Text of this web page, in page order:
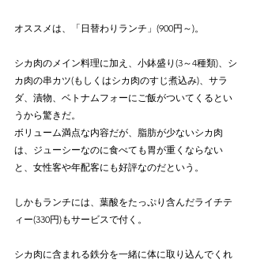
オススメは、「日替わりランチ」(900円～)。
シカ肉のメイン料理に加え、小鉢盛り(3～4種類)、シ
カ肉の串カツ(もしくはシカ肉のすじ煮込み)、サラ
ダ、漬物、ベトナムフォーにご飯がついてくるとい
うから驚きだ。
ボリューム満点な内容だが、脂肪が少ないシカ肉
は、ジューシーなのに食べても胃が重くならない
と、女性客や年配客にも好評なのだという。
しかもランチには、葉酸をたっぷり含んだライチテ
ィー(330円)もサービスで付く。
シカ肉に含まれる鉄分を一緒に体に取り込んでくれ